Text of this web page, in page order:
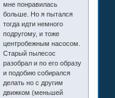
мне понравилась
больше. Но я пытался
тогда идти немного
подругому, и тоже
центробежным насосом.
Старый пылесос
разобрал и по его образу
и подобию собирался
делать но с другим
движком (меньшей